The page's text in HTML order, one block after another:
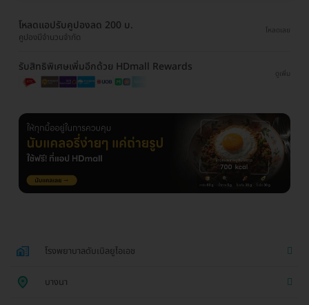
โหลดแอปรับคูปองลด 200 บ.
คูปองมีจำนวนจำกัด
โหลดเลย
รับสิทธิพิเศษเพิ่มอีกด้วย HDmall Rewards
ดูเพิ่ม
โรงพยาบาลดับเบิลยูไอเอช
บางนา